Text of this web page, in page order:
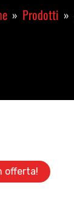
Prodotti
offerta!